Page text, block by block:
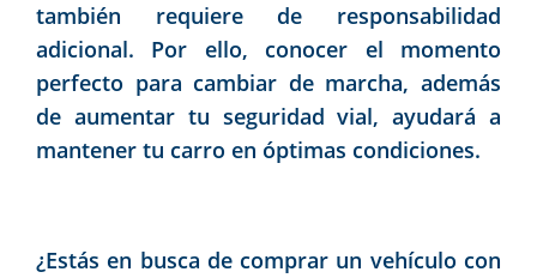
también requiere de responsabilidad
adicional. Por ello, conocer el momento
perfecto para cambiar de marcha, además
de aumentar tu seguridad vial, ayudará a
mantener tu carro en óptimas condiciones.
¿Estás en busca de comprar un vehículo con